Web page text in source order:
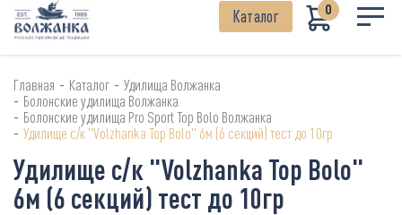
Каталог 0
Главная - Каталог - Удилища Волжанка
- Болонские удилища Волжанка
- Болонские удилища Pro Sport Top Bolo Волжанка
- Удилище с/к "Volzhanka Top Bolo" 6м (6 секций) тест до 10гр
Удилище с/к "Volzhanka Top Bolo"
6м (6 секций) тест до 10гр